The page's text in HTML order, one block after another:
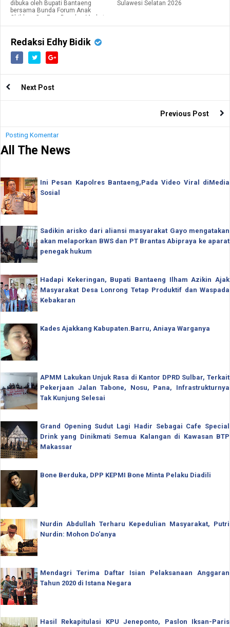
dibuka oleh Bupati Bantaeng
bersama Bunda Forum Anak
Children Car Free Day dan Market
Day.
Sulawesi Selatan 2026
Redaksi Edhy Bidik
Next Post
Previous Post
Posting Komentar
All The News
Ini Pesan Kapolres Bantaeng,Pada Video Viral diMedia
Sosial
Sadikin arisko dari aliansi masyarakat Gayo mengatakan
akan melaporkan BWS dan PT Brantas Abipraya ke aparat
penegak hukum
Hadapi Kekeringan, Bupati Bantaeng Ilham Azikin Ajak
Masyarakat Desa Lonrong Tetap Produktif dan Waspada
Kebakaran
Kades Ajakkang Kabupaten.Barru, Aniaya Warganya
APMM Lakukan Unjuk Rasa di Kantor DPRD Sulbar, Terkait
Pekerjaan Jalan Tabone, Nosu, Pana, Infrastrukturnya
Tak Kunjung Selesai
Grand Opening Sudut Lagi Hadir Sebagai Cafe Special
Drink yang Dinikmati Semua Kalangan di Kawasan BTP
Makassar
Bone Berduka, DPP KEPMI Bone Minta Pelaku Diadili
Nurdin Abdullah Terharu Kepedulian Masyarakat, Putri
Nurdin: Mohon Do'anya
Mendagri Terima Daftar Isian Pelaksanaan Anggaran
Tahun 2020 di Istana Negara
Hasil Rekapitulasi KPU Jeneponto, Paslon Iksan-Paris